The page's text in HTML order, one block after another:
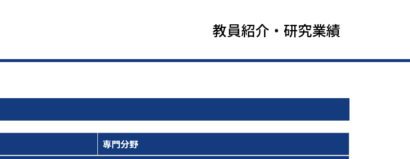
教員紹介・研究業績
専門分野